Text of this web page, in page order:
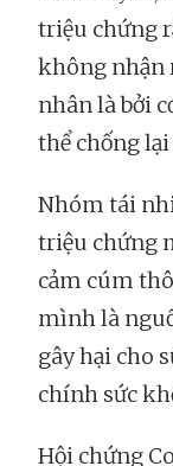
triệu chứng
không nhận
nhân là bởi
thể chống
Nhóm tái
triệu chứng
cảm cúm
mình là
gây hại cho
chính sức
Hội chứng